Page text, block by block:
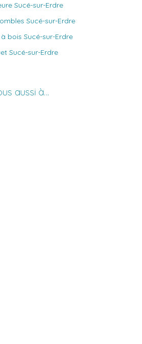
Sucé-sur-Erdre
Sucé-sur-Erdre
bois Sucé-sur-Erdre
Sucé-sur-Erdre
aussi à…